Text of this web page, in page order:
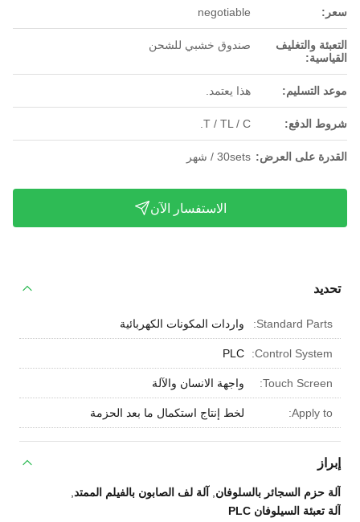
سعر: negotiable
التعبئة والتغليف
القياسية:
صندوق خشبي للشحن
موعد التسليم: هذا يعتمد.
شروط الدفع: T / TL / C.
القدرة على العرض: 30sets / شهر
الاستفسار الآن
تحديد
Standard Parts: واردات المكونات الكهربائية
Control System:
PLC
Touch Screen: واجهة الانسان والآلة
Apply to: لخط إنتاج استكمال ما بعد الحزمة
إبراز
آلة حزم السجائر بالسلوفان آلة لف الصابون بالفيلم الممتد
آلة تعبئة السيلوفان PLC